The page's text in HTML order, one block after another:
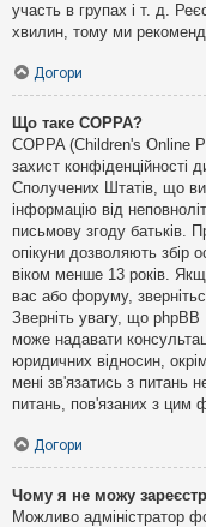
участь в групах і т. д.
хвилин, тому ми
Догори
Що таке COPPA?
COPPA (Children's Online
захист конфіденційності
Сполучених Штатів, що
інформацію від
письмову згоду батьків.
опікуни дозволяють збір
віком менше 13 років.
вас або форуму,
Зверніть увагу, що phpBB
може надавати
юридичних відносин,
мені зв'язатись з питань
питань, пов'язаних з цим
Догори
Чому я не можу
Можливо адміністратор